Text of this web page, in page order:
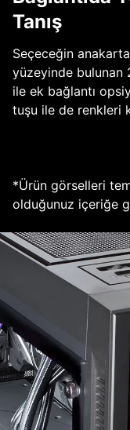
Tanış
Seçeceğin
yüzeyinde bulunan
ile ek bağlantı
tuşu ile de renkleri
*Ürün görselleri
olduğunuz içeriğe